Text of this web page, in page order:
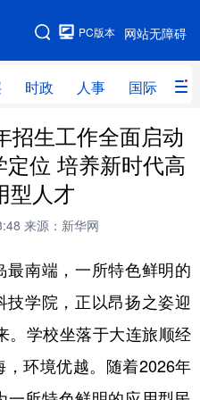
网站无障碍
PC版本
时政 人事 国际 财
图
时政 人事
网评 港澳
全球连线
健康
金融 汽车
招生工作全面启动
位 培养新时代高
型人才
来源：新华网
南端，一所特色鲜明的
学院，正以昂扬之姿迎
。学校坐落于大连旅顺经
环境优越。随着2026年